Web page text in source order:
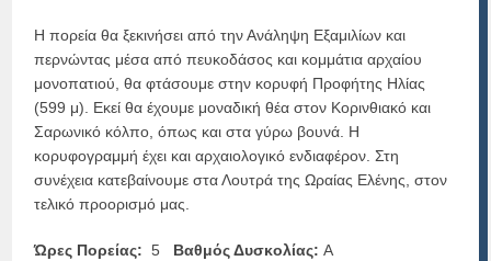
Η πορεία θα ξεκινήσει από την Ανάληψη Εξαμιλίων και
περνώντας μέσα από πευκοδάσος και κομμάτια αρχαίου
μονοπατιού, θα φτάσουμε στην κορυφή Προφήτης Ηλίας
(599 μ). Εκεί θα έχουμε μοναδική θέα στον Κορινθιακό και
Σαρωνικό κόλπο, όπως και στα γύρω βουνά. Η
κορυφογραμμή έχει και αρχαιολογικό ενδιαφέρον. Στη
συνέχεια κατεβαίνουμε στα Λουτρά της Ωραίας Ελένης, στον
τελικό προορισμό μας.
Ώρες Πορείας: 5 Βαθμός Δυσκολίας:Α